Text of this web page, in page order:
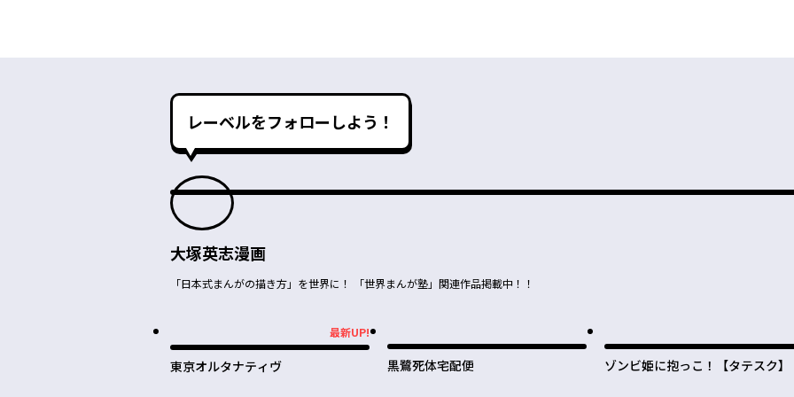
レーベルをフォローしよう！
大塚英志漫画
「日本式まんがの描き方」を世界に！ 「世界まんが塾」関連作品掲載中！！
最新UP!
東京オルタナティヴ 黒鷺死体宅配便 ゾンビ姫に抱っこ！【タテスク】